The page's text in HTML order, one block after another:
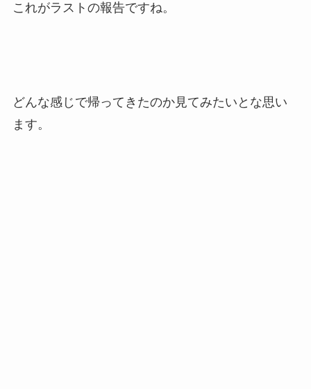
これがラストの報告ですね。
どんな感じで帰ってきたのか見てみたいとな思い
ます。